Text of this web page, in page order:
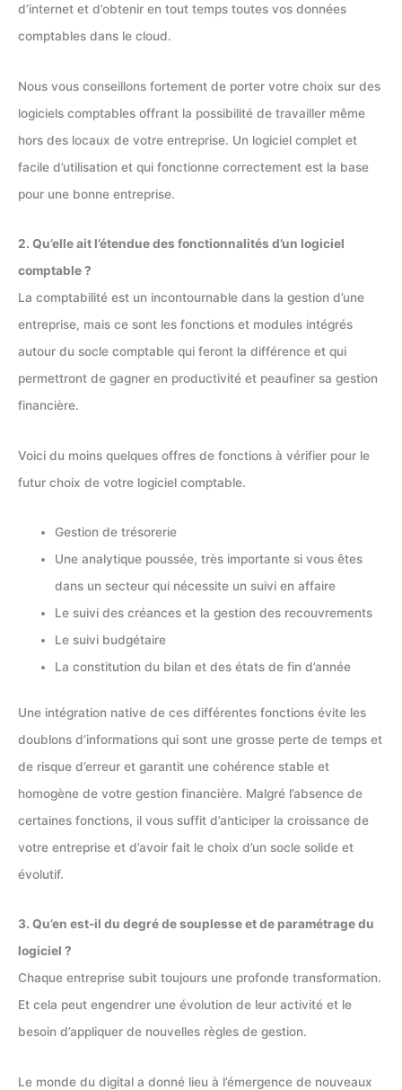
d’internet et d’obtenir en tout temps toutes vos données
comptables dans le cloud.
Nous vous conseillons fortement de porter votre choix sur des
logiciels comptables offrant la possibilité de travailler même
hors des locaux de votre entreprise. Un logiciel complet et
facile d’utilisation et qui fonctionne correctement est la base
pour une bonne entreprise.
2. Qu’elle ait l’étendue des fonctionnalités d’un logiciel
comptable ?
La comptabilité est un incontournable dans la gestion d’une
entreprise, mais ce sont les fonctions et modules intégrés
autour du socle comptable qui feront la différence et qui
permettront de gagner en productivité et peaufiner sa gestion
financière.
Voici du moins quelques offres de fonctions à vérifier pour le
futur choix de votre logiciel comptable.
Gestion de trésorerie
Une analytique poussée, très importante si vous êtes
dans un secteur qui nécessite un suivi en affaire
Le suivi des créances et la gestion des recouvrements
Le suivi budgétaire
La constitution du bilan et des états de fin d’année
Une intégration native de ces différentes fonctions évite les
doublons d’informations qui sont une grosse perte de temps et
de risque d’erreur et garantit une cohérence stable et
homogène de votre gestion financière. Malgré l’absence de
certaines fonctions, il vous suffit d’anticiper la croissance de
votre entreprise et d’avoir fait le choix d’un socle solide et
évolutif.
3. Qu’en est-il du degré de souplesse et de paramétrage du
logiciel ?
Chaque entreprise subit toujours une profonde transformation.
Et cela peut engendrer une évolution de leur activité et le
besoin d’appliquer de nouvelles règles de gestion.
Le monde du digital a donné lieu à l’émergence de nouveaux